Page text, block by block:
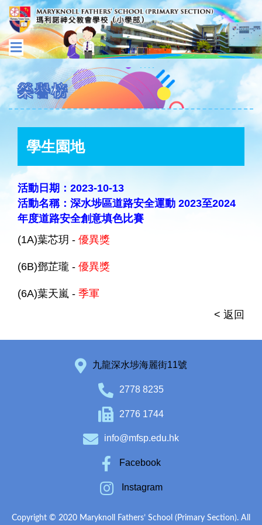
榮譽榜
學生園地
活動日期：2023-10-13
活動名稱：深水埗區道路安全運動 2023至2024
年度道路安全創意填色比賽
(1A)葉芯玥 - 優異獎
(6B)鄧芷瓏 - 優異獎
(6A)葉天嵐 - 季軍
< 返回
九龍深水埗海麗街11號
2778 8235
2776 1744
info@mfsp.edu.hk
Facebook
Instagram
Copyright © 2020 Maryknoll Fathers’ School (Primary Section). All